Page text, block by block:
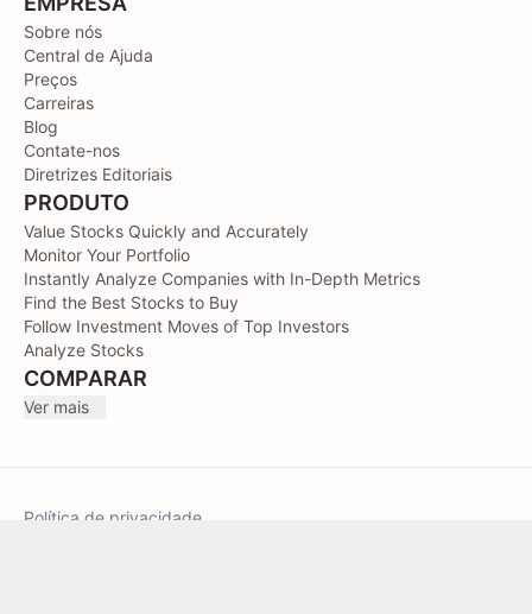
Sobre nós
Central de Ajuda
Preços
Carreiras
Blog
Contate-nos
Diretrizes Editoriais
PRODUTO
Value Stocks Quickly and Accurately
Monitor Your Portfolio
Instantly Analyze Companies with In-Depth Metrics
Find the Best Stocks to Buy
Follow Investment Moves of Top Investors
Analyze Stocks
COMPARAR
Ver mais
Política de privacidade